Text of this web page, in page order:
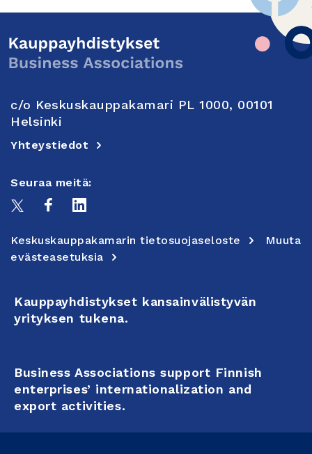
c/o Keskuskauppakamari PL 1000, 00101
Helsinki
Yhteystiedot
Seuraa meitä:
Keskuskauppakamarin tietosuojaseloste
Muuta
evästeasetuksia
Kauppayhdistykset kansainvälistyvän
yrityksen tukena.
Business Associations support Finnish
enterprises’ internationalization and
export activities.